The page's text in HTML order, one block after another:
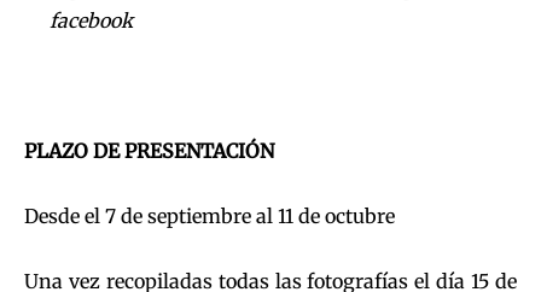
facebook
PLAZO DE PRESENTACIÓN
Desde el 7 de septiembre al 11 de octubre
Una vez recopiladas todas las fotografías el día 15 de